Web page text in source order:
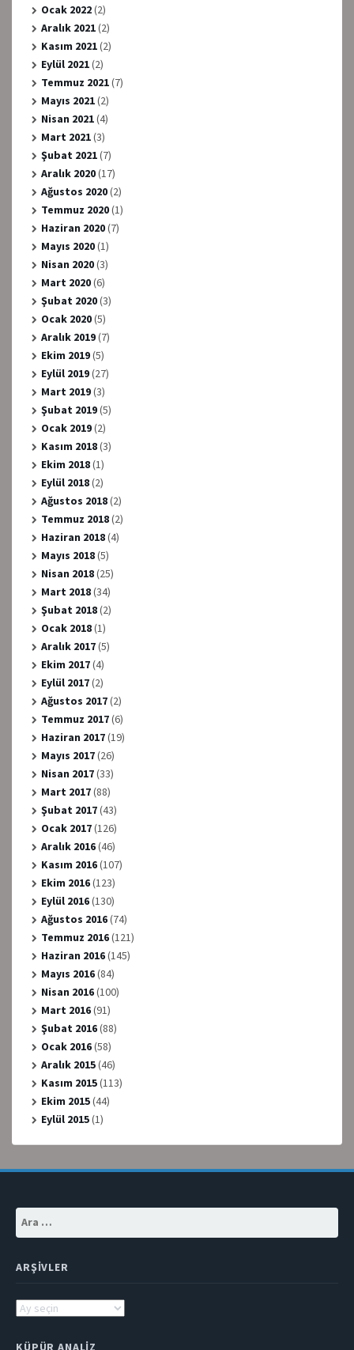
Ocak 2022(2)
Aralık 2021(2)
Kasım 2021(2)
Eylül 2021(2)
Temmuz 2021(7)
Mayıs 2021(2)
Nisan 2021(4)
Mart 2021(3)
Şubat 2021(7)
Aralık 2020(17)
Ağustos 2020(2)
Temmuz 2020(1)
Haziran 2020(7)
Mayıs 2020(1)
Nisan 2020(3)
Mart 2020(6)
Şubat 2020(3)
Ocak 2020(5)
Aralık 2019(7)
Ekim 2019(5)
Eylül 2019(27)
Mart 2019(3)
Şubat 2019(5)
Ocak 2019(2)
Kasım 2018(3)
Ekim 2018(1)
Eylül 2018(2)
Ağustos 2018(2)
Temmuz 2018(2)
Haziran 2018(4)
Mayıs 2018(5)
Nisan 2018(25)
Mart 2018(34)
Şubat 2018(2)
Ocak 2018(1)
Aralık 2017(5)
Ekim 2017(4)
Eylül 2017(2)
Ağustos 2017(2)
Temmuz 2017(6)
Haziran 2017(19)
Mayıs 2017(26)
Nisan 2017(33)
Mart 2017(88)
Şubat 2017(43)
Ocak 2017(126)
Aralık 2016(46)
Kasım 2016(107)
Ekim 2016(123)
Eylül 2016(130)
Ağustos 2016(74)
Temmuz 2016(121)
Haziran 2016(145)
Mayıs 2016(84)
Nisan 2016(100)
Mart 2016(91)
Şubat 2016(88)
Ocak 2016(58)
Aralık 2015(46)
Kasım 2015(113)
Ekim 2015(44)
Eylül 2015(1)
Arama:
ARŞIVLER
Arşivler
KÜPÜR ANALIZ